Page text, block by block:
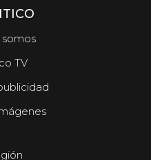
somos
TV